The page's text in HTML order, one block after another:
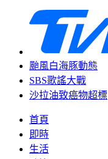
颱風白海豚動態
SBS歌謠大戰
沙拉油致癌物超標
首頁
即時
生活